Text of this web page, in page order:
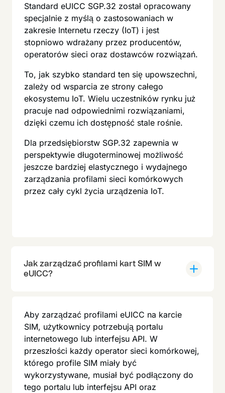
Standard eUICC SGP.32 został opracowany
specjalnie z myślą o zastosowaniach w
zakresie Internetu rzeczy (IoT) i jest
stopniowo wdrażany przez producentów,
operatorów sieci oraz dostawców rozwiązań.
To, jak szybko standard ten się upowszechni,
zależy od wsparcia ze strony całego
ekosystemu IoT. Wielu uczestników rynku już
pracuje nad odpowiednimi rozwiązaniami,
dzięki czemu ich dostępność stale rośnie.
Dla przedsiębiorstw SGP.32 zapewnia w
perspektywie długoterminowej możliwość
jeszcze bardziej elastycznego i wydajnego
zarządzania profilami sieci komórkowych
przez cały cykl życia urządzenia IoT.
Jak zarządzać profilami kart SIM w
eUICC?
Aby zarządzać profilami eUICC na karcie
SIM, użytkownicy potrzebują portalu
internetowego lub interfejsu API. W
przeszłości każdy operator sieci komórkowej,
którego profile SIM miały być
wykorzystywane, musiał być podłączony do
tego portalu lub interfejsu API oraz